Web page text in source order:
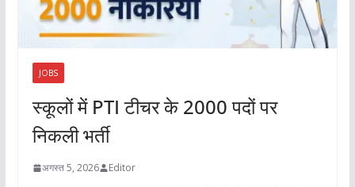
JOBS
स्कूलों में PTI टीचर के 2000 पदों पर
निकली भर्ती
अगस्त 5, 2026 Editor